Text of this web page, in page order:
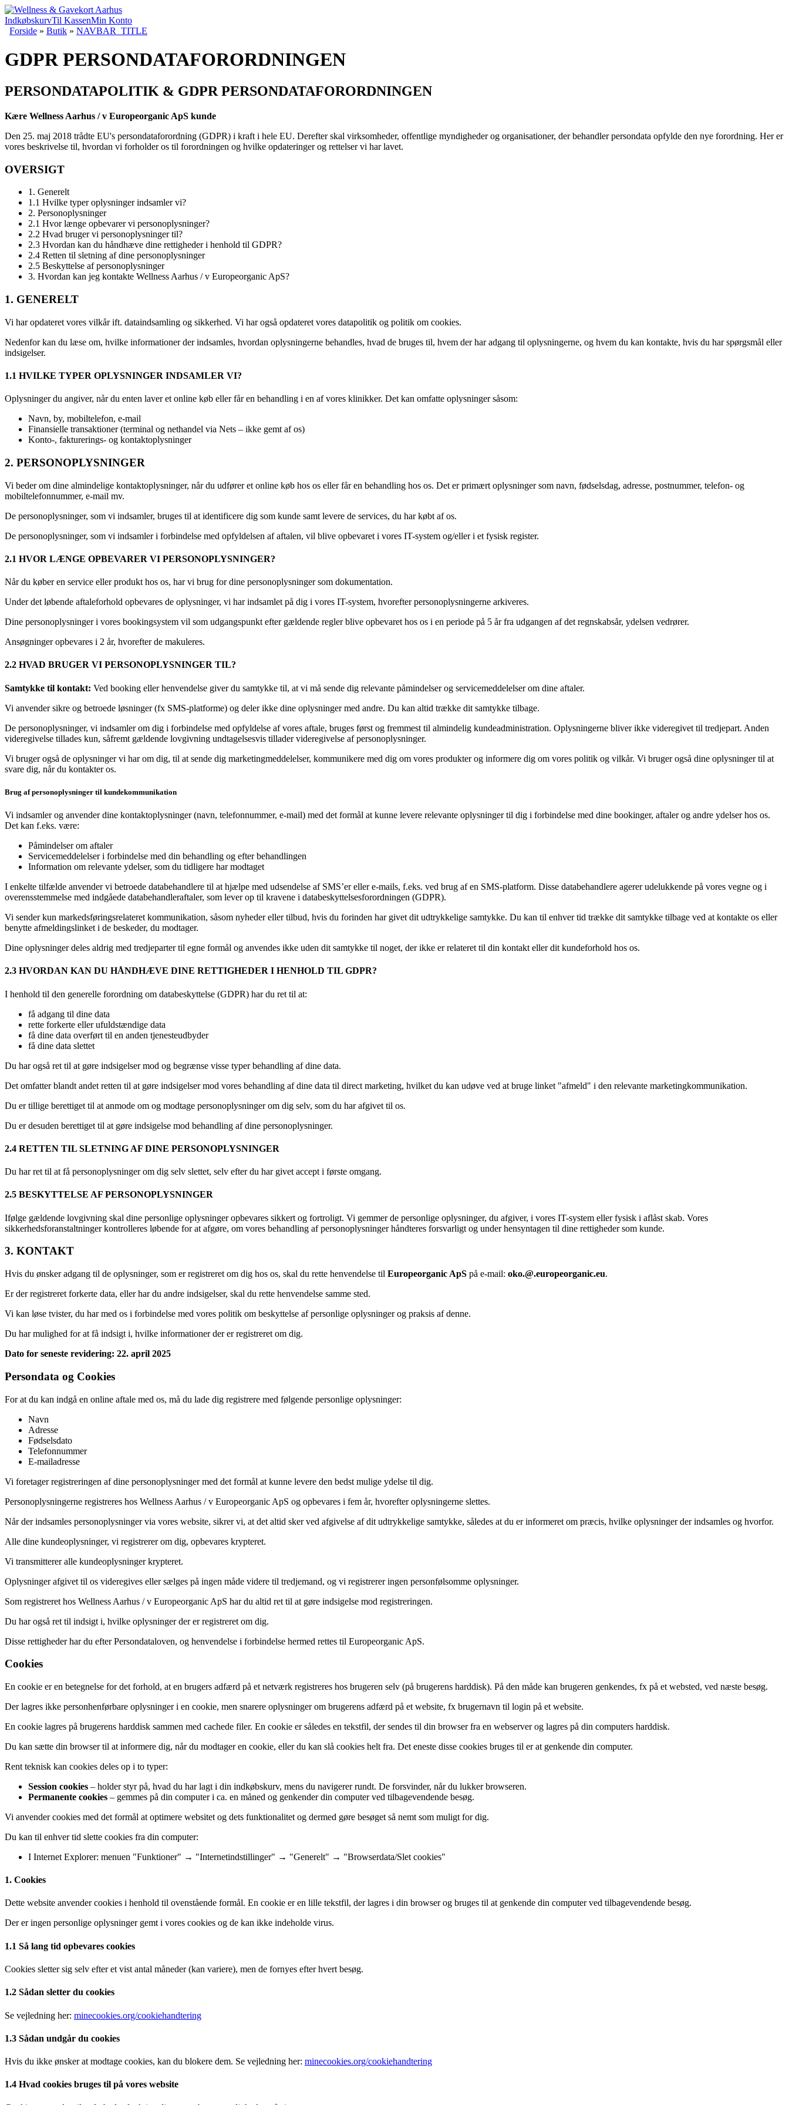
IndkøbskurvTil KassenMin Konto
Forside » Butik » NAVBAR_TITLE
GDPR PERSONDATAFORORDNINGEN
PERSONDATAPOLITIK & GDPR PERSONDATAFORORDNINGEN
Kære Wellness Aarhus / v Europeorganic ApS kunde
Den 25. maj 2018 trådte EU's persondataforordning (GDPR) i kraft i hele EU. Derefter skal virksomheder, offentlige myndigheder og organisationer, der behandler persondata opfylde den nye forordning. Her er
vores beskrivelse til, hvordan vi forholder os til forordningen og hvilke opdateringer og rettelser vi har lavet.
OVERSIGT
1. Generelt
1.1 Hvilke typer oplysninger indsamler vi?
2. Personoplysninger
2.1 Hvor længe opbevarer vi personoplysninger?
2.2 Hvad bruger vi personoplysninger til?
2.3 Hvordan kan du håndhæve dine rettigheder i henhold til GDPR?
2.4 Retten til sletning af dine personoplysninger
2.5 Beskyttelse af personoplysninger
3. Hvordan kan jeg kontakte Wellness Aarhus / v Europeorganic ApS?
1. GENERELT
Vi har opdateret vores vilkår ift. dataindsamling og sikkerhed. Vi har også opdateret vores datapolitik og politik om cookies.
Nedenfor kan du læse om, hvilke informationer der indsamles, hvordan oplysningerne behandles, hvad de bruges til, hvem der har adgang til oplysningerne, og hvem du kan kontakte, hvis du har spørgsmål eller
indsigelser.
1.1 HVILKE TYPER OPLYSNINGER INDSAMLER VI?
Oplysninger du angiver, når du enten laver et online køb eller får en behandling i en af vores klinikker. Det kan omfatte oplysninger såsom:
Navn, by, mobiltelefon, e-mail
Finansielle transaktioner (terminal og nethandel via Nets – ikke gemt af os)
Konto-, fakturerings- og kontaktoplysninger
2. PERSONOPLYSNINGER
Vi beder om dine almindelige kontaktoplysninger, når du udfører et online køb hos os eller får en behandling hos os. Det er primært oplysninger som navn, fødselsdag, adresse, postnummer, telefon- og
mobiltelefonnummer, e-mail mv.
De personoplysninger, som vi indsamler, bruges til at identificere dig som kunde samt levere de services, du har købt af os.
De personoplysninger, som vi indsamler i forbindelse med opfyldelsen af aftalen, vil blive opbevaret i vores IT-system og/eller i et fysisk register.
2.1 HVOR LÆNGE OPBEVARER VI PERSONOPLYSNINGER?
Når du køber en service eller produkt hos os, har vi brug for dine personoplysninger som dokumentation.
Under det løbende aftaleforhold opbevares de oplysninger, vi har indsamlet på dig i vores IT-system, hvorefter personoplysningerne arkiveres.
Dine personoplysninger i vores bookingsystem vil som udgangspunkt efter gældende regler blive opbevaret hos os i en periode på 5 år fra udgangen af det regnskabsår, ydelsen vedrører.
Ansøgninger opbevares i 2 år, hvorefter de makuleres.
2.2 HVAD BRUGER VI PERSONOPLYSNINGER TIL?
Samtykke til kontakt: Ved booking eller henvendelse giver du samtykke til, at vi må sende dig relevante påmindelser og servicemeddelelser om dine aftaler.
Vi anvender sikre og betroede løsninger (fx SMS-platforme) og deler ikke dine oplysninger med andre. Du kan altid trække dit samtykke tilbage.
De personoplysninger, vi indsamler om dig i forbindelse med opfyldelse af vores aftale, bruges først og fremmest til almindelig kundeadministration. Oplysningerne bliver ikke videregivet til tredjepart. Anden
videregivelse tillades kun, såfremt gældende lovgivning undtagelsesvis tillader videregivelse af personoplysninger.
Vi bruger også de oplysninger vi har om dig, til at sende dig marketingmeddelelser, kommunikere med dig om vores produkter og informere dig om vores politik og vilkår. Vi bruger også dine oplysninger til at
svare dig, når du kontakter os.
Brug af personoplysninger til kundekommunikation
Vi indsamler og anvender dine kontaktoplysninger (navn, telefonnummer, e-mail) med det formål at kunne levere relevante oplysninger til dig i forbindelse med dine bookinger, aftaler og andre ydelser hos os.
Det kan f.eks. være:
Påmindelser om aftaler
Servicemeddelelser i forbindelse med din behandling og efter behandlingen
Information om relevante ydelser, som du tidligere har modtaget
I enkelte tilfælde anvender vi betroede databehandlere til at hjælpe med udsendelse af SMS’er eller e-mails, f.eks. ved brug af en SMS-platform. Disse databehandlere agerer udelukkende på vores vegne og i
overensstemmelse med indgåede databehandleraftaler, som lever op til kravene i databeskyttelsesforordningen (GDPR).
Vi sender kun markedsføringsrelateret kommunikation, såsom nyheder eller tilbud, hvis du forinden har givet dit udtrykkelige samtykke. Du kan til enhver tid trække dit samtykke tilbage ved at kontakte os eller
benytte afmeldingslinket i de beskeder, du modtager.
Dine oplysninger deles aldrig med tredjeparter til egne formål og anvendes ikke uden dit samtykke til noget, der ikke er relateret til din kontakt eller dit kundeforhold hos os.
2.3 HVORDAN KAN DU HÅNDHÆVE DINE RETTIGHEDER I HENHOLD TIL GDPR?
I henhold til den generelle forordning om databeskyttelse (GDPR) har du ret til at:
få adgang til dine data
rette forkerte eller ufuldstændige data
få dine data overført til en anden tjenesteudbyder
få dine data slettet
Du har også ret til at gøre indsigelser mod og begrænse visse typer behandling af dine data.
Det omfatter blandt andet retten til at gøre indsigelser mod vores behandling af dine data til direct marketing, hvilket du kan udøve ved at bruge linket "afmeld" i den relevante marketingkommunikation.
Du er tillige berettiget til at anmode om og modtage personoplysninger om dig selv, som du har afgivet til os.
Du er desuden berettiget til at gøre indsigelse mod behandling af dine personoplysninger.
2.4 RETTEN TIL SLETNING AF DINE PERSONOPLYSNINGER
Du har ret til at få personoplysninger om dig selv slettet, selv efter du har givet accept i første omgang.
2.5 BESKYTTELSE AF PERSONOPLYSNINGER
Ifølge gældende lovgivning skal dine personlige oplysninger opbevares sikkert og fortroligt. Vi gemmer de personlige oplysninger, du afgiver, i vores IT-system eller fysisk i aflåst skab. Vores
sikkerhedsforanstaltninger kontrolleres løbende for at afgøre, om vores behandling af personoplysninger håndteres forsvarligt og under hensyntagen til dine rettigheder som kunde.
3. KONTAKT
Hvis du ønsker adgang til de oplysninger, som er registreret om dig hos os, skal du rette henvendelse til Europeorganic ApS på e-mail: oko.@.europeorganic.eu.
Er der registreret forkerte data, eller har du andre indsigelser, skal du rette henvendelse samme sted.
Vi kan løse tvister, du har med os i forbindelse med vores politik om beskyttelse af personlige oplysninger og praksis af denne.
Du har mulighed for at få indsigt i, hvilke informationer der er registreret om dig.
Dato for seneste revidering: 22. april 2025
Persondata og Cookies
For at du kan indgå en online aftale med os, må du lade dig registrere med følgende personlige oplysninger:
Navn
Adresse
Fødselsdato
Telefonnummer
E-mailadresse
Vi foretager registreringen af dine personoplysninger med det formål at kunne levere den bedst mulige ydelse til dig.
Personoplysningerne registreres hos Wellness Aarhus / v Europeorganic ApS og opbevares i fem år, hvorefter oplysningerne slettes.
Når der indsamles personoplysninger via vores website, sikrer vi, at det altid sker ved afgivelse af dit udtrykkelige samtykke, således at du er informeret om præcis, hvilke oplysninger der indsamles og hvorfor.
Alle dine kundeoplysninger, vi registrerer om dig, opbevares krypteret.
Vi transmitterer alle kundeoplysninger krypteret.
Oplysninger afgivet til os videregives eller sælges på ingen måde videre til tredjemand, og vi registrerer ingen personfølsomme oplysninger.
Som registreret hos Wellness Aarhus / v Europeorganic ApS har du altid ret til at gøre indsigelse mod registreringen.
Du har også ret til indsigt i, hvilke oplysninger der er registreret om dig.
Disse rettigheder har du efter Persondataloven, og henvendelse i forbindelse hermed rettes til Europeorganic ApS.
Cookies
En cookie er en betegnelse for det forhold, at en brugers adfærd på et netværk registreres hos brugeren selv (på brugerens harddisk). På den måde kan brugeren genkendes, fx på et websted, ved næste besøg.
Der lagres ikke personhenførbare oplysninger i en cookie, men snarere oplysninger om brugerens adfærd på et website, fx brugernavn til login på et website.
En cookie lagres på brugerens harddisk sammen med cachede filer. En cookie er således en tekstfil, der sendes til din browser fra en webserver og lagres på din computers harddisk.
Du kan sætte din browser til at informere dig, når du modtager en cookie, eller du kan slå cookies helt fra. Det eneste disse cookies bruges til er at genkende din computer.
Rent teknisk kan cookies deles op i to typer:
Session cookies – holder styr på, hvad du har lagt i din indkøbskurv, mens du navigerer rundt. De forsvinder, når du lukker browseren.
Permanente cookies – gemmes på din computer i ca. en måned og genkender din computer ved tilbagevendende besøg.
Vi anvender cookies med det formål at optimere websitet og dets funktionalitet og dermed gøre besøget så nemt som muligt for dig.
Du kan til enhver tid slette cookies fra din computer:
I Internet Explorer: menuen "Funktioner" → "Internetindstillinger" → "Generelt" → "Browserdata/Slet cookies"
1. Cookies
Dette website anvender cookies i henhold til ovenstående formål. En cookie er en lille tekstfil, der lagres i din browser og bruges til at genkende din computer ved tilbagevendende besøg.
Der er ingen personlige oplysninger gemt i vores cookies og de kan ikke indeholde virus.
1.1 Så lang tid opbevares cookies
Cookies sletter sig selv efter et vist antal måneder (kan variere), men de fornyes efter hvert besøg.
1.2 Sådan sletter du cookies
Se vejledning her: minecookies.org/cookiehandtering
1.3 Sådan undgår du cookies
Hvis du ikke ønsker at modtage cookies, kan du blokere dem. Se vejledning her: minecookies.org/cookiehandtering
1.4 Hvad cookies bruges til på vores website